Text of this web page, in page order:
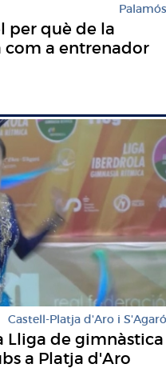
Palamós
per què de la
com a entrenador
Castell-Platja d'Aro i S'Agaró
Lliga de gimnàstica
a Platja d'Aro